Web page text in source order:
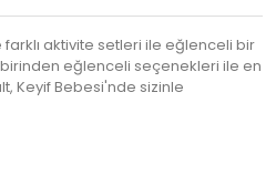
farklı aktivite setleri ile eğlenceli bir
eğlenceli seçenekleri ile en
Keyif Bebesi'nde sizinle